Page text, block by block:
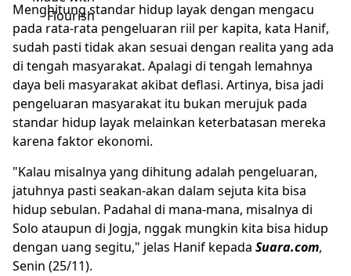
Menghitung standar hidup layak dengan mengacu
pada rata-rata pengeluaran riil per kapita, kata Hanif,
sudah pasti tidak akan sesuai dengan realita yang ada
di tengah masyarakat. Apalagi di tengah lemahnya
daya beli masyarakat akibat deflasi. Artinya, bisa jadi
pengeluaran masyarakat itu bukan merujuk pada
standar hidup layak melainkan keterbatasan mereka
karena faktor ekonomi.
"Kalau misalnya yang dihitung adalah pengeluaran,
jatuhnya pasti seakan-akan dalam sejuta kita bisa
hidup sebulan. Padahal di mana-mana, misalnya di
Solo ataupun di Jogja, nggak mungkin kita bisa hidup
dengan uang segitu," jelas Hanif kepada Suara.com,
Senin (25/11).